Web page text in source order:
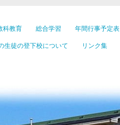
科教育 総合学習 年間行事予定表
生徒の登下校について リンク集